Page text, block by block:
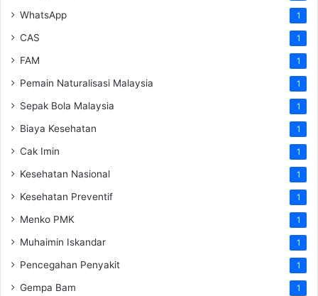
WhatsApp 1
CAS 1
FAM 1
Pemain Naturalisasi Malaysia 1
Sepak Bola Malaysia 1
Biaya Kesehatan 1
Cak Imin 1
Kesehatan Nasional 1
Kesehatan Preventif 1
Menko PMK 1
Muhaimin Iskandar 1
Pencegahan Penyakit 1
Gempa Bam 1